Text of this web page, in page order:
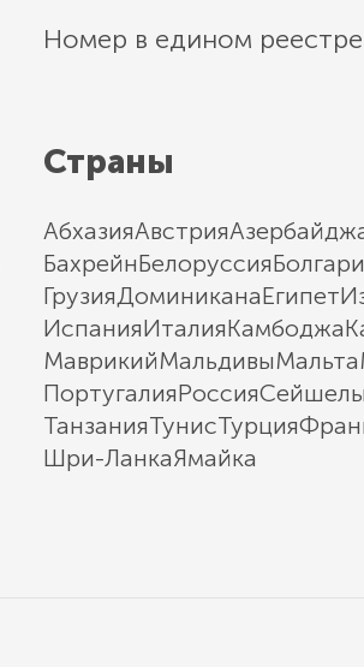
Номер в едином
Страны
АбхазияАвстрия
БахрейнБелоруссия
ГрузияДоминиканаЕгипет
ИспанияИталияКамбоджа
МаврикийМальдивыМальта
ПортугалияРоссия
ТанзанияТунисТурция
Шри-ЛанкаЯмайка